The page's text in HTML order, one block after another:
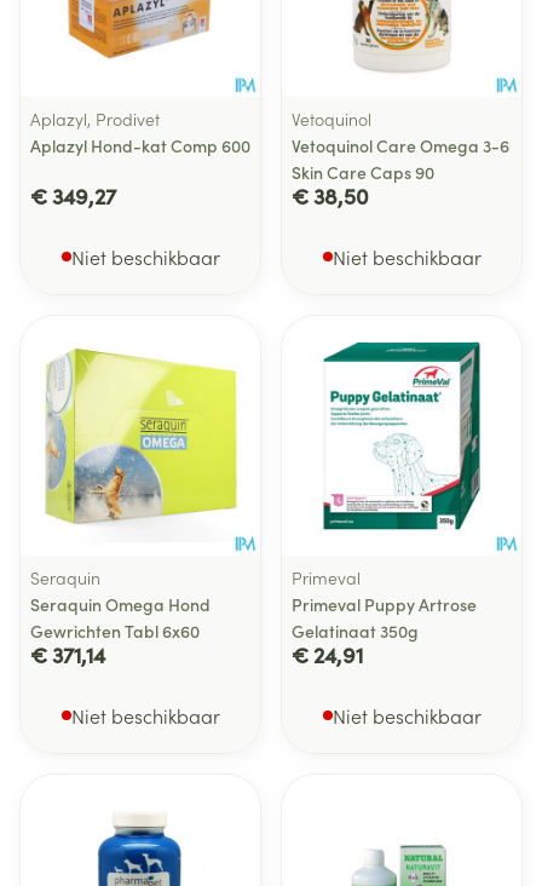
Aplazyl, Prodivet
Aplazyl Hond-kat Comp 600
€ 349,27
Niet beschikbaar
Vetoquinol
Vetoquinol Care Omega 3-6
Skin Care Caps 90
€ 38,50
Niet beschikbaar
Seraquin
Seraquin Omega Hond
Gewrichten Tabl 6x60
€ 371,14
Niet beschikbaar
Primeval
Primeval Puppy Artrose
Gelatinaat 350g
€ 24,91
Niet beschikbaar